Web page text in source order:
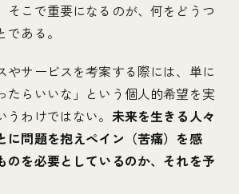
そこで重要になるのが、何をどうつ
である。
やサービスを考案する際には、単に
たらいいな」という個人的希望を実
わけではない。 未来を生きる人々
に問題を抱えペイン（苦痛）を感
のを必要としているのか、それを予